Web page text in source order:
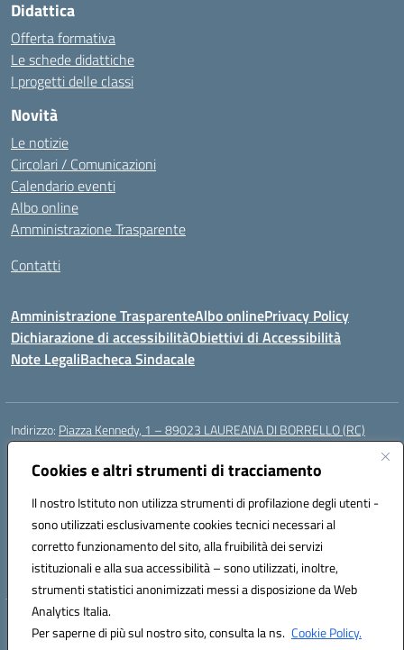
Cookies e altri strumenti di tracciamento
Il nostro Istituto non utilizza strumenti di profilazione degli utenti -
sono utilizzati esclusivamente cookies tecnici necessari al
corretto funzionamento del sito, alla fruibilità dei servizi
istituzionali e alla sua accessibilità – sono utilizzati, inoltre,
strumenti statistici anonimizzati messi a disposizione da Web
Analytics Italia.
Per saperne di più sul nostro sito, consulta la ns. Cookie Policy.
Didattica
Offerta formativa
Le schede didattiche
I progetti delle classi
Novità
Le notizie
Circolari / Comunicazioni
Calendario eventi
Albo online
Amministrazione Trasparente
Contatti
Amministrazione TrasparenteAlbo onlinePrivacy Policy
Dichiarazione di accessibilitàObiettivi di Accessibilità
Note LegaliBacheca Sindacale
Indirizzo: Piazza Kennedy, 1 – 89023 LAUREANA DI BORRELLO (RC)
Centralino:
Posta elettronica certificata (PEC):rcic84800t@pec.istruzione.it
Codice fiscale: 82000940807
Codice meccanografico:RCIC84800T
Codice Indice delle Pubbliche Amministrazioni (IPA): istsc_rcic84800t
Codice unico di fatturazione (CUF): UF3A7N
Hosting & Powered by 3D Solution S.r.l.